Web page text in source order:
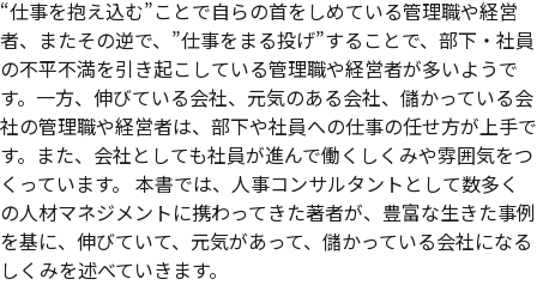
“仕事を抱え込む”ことで自らの首をしめている管理職や経営
者、またその逆で、”仕事をまる投げ”することで、部下・社員
の不平不満を引き起こしている管理職や経営者が多いようで
す。一方、伸びている会社、元気のある会社、儲かっている会
社の管理職や経営者は、部下や社員への仕事の任せ方が上手で
す。また、会社としても社員が進んで働くしくみや雰囲気をつ
くっています。 本書では、人事コンサルタントとして数多く
の人材マネジメントに携わってきた著者が、豊富な生きた事例
を基に、伸びていて、元気があって、儲かっている会社になる
しくみを述べていきます。